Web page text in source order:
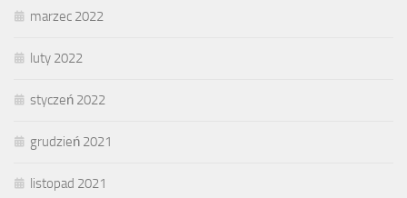
marzec 2022
luty 2022
styczeń 2022
grudzień 2021
listopad 2021